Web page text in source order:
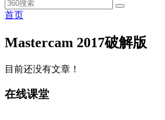
首页
Mastercam 2017破解版
目前还没有文章！
在线课堂